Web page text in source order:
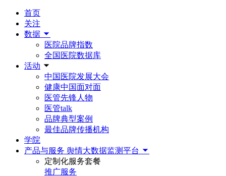
首页
关注
数据
医院品牌指数
全国医院数据库
活动
中国医院发展大会
健康中国面对面
医管先锋人物
医管talk
品牌典型案例
最佳品牌传播机构
学院
产品与服务 舆情大数据监测平台
定制化服务套餐
推广服务